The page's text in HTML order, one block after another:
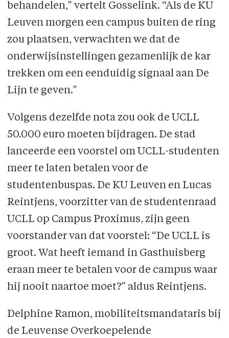
behandelen,” vertelt Gosselink. “Als de KU
Leuven morgen een campus buiten de ring
zou plaatsen, verwachten we dat de
onderwijsinstellingen gezamenlijk de kar
trekken om een eenduidig signaal aan De
Lijn te geven.”
Volgens dezelfde nota zou ook de UCLL
50.000 euro moeten bijdragen. De stad
lanceerde een voorstel om UCLL-studenten
meer te laten betalen voor de
studentenbuspas. De KU Leuven en Lucas
Reintjens, voorzitter van de studentenraad
UCLL op Campus Proximus, zijn geen
voorstander van dat voorstel: “De UCLL is
groot. Wat heeft iemand in Gasthuisberg
eraan meer te betalen voor de campus waar
hij nooit naartoe moet?” aldus Reintjens.
Delphine Ramon, mobiliteitsmandataris bij
de Leuvense Overkoepelende